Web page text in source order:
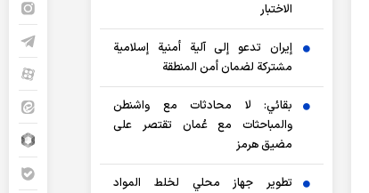
الاختبار
إيران تدعو إلى آلية أمنية إسلامية
مشتركة لضمان أمن المنطقة
بقائي: لا محادثات مع واشنطن
والمباحثات مع عُمان تقتصر على
مضيق هرمز
تطوير جهاز محلي لخلط المواد